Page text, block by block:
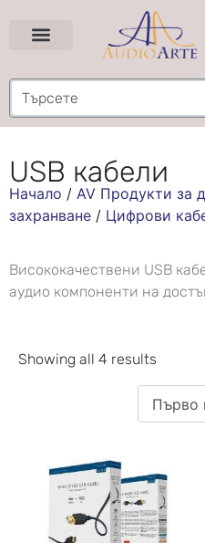
USB кабели
Начало / AV Продукти за
захранване / Цифрови
Висококачествени USB
аудио компоненти на
Showing all 4 results